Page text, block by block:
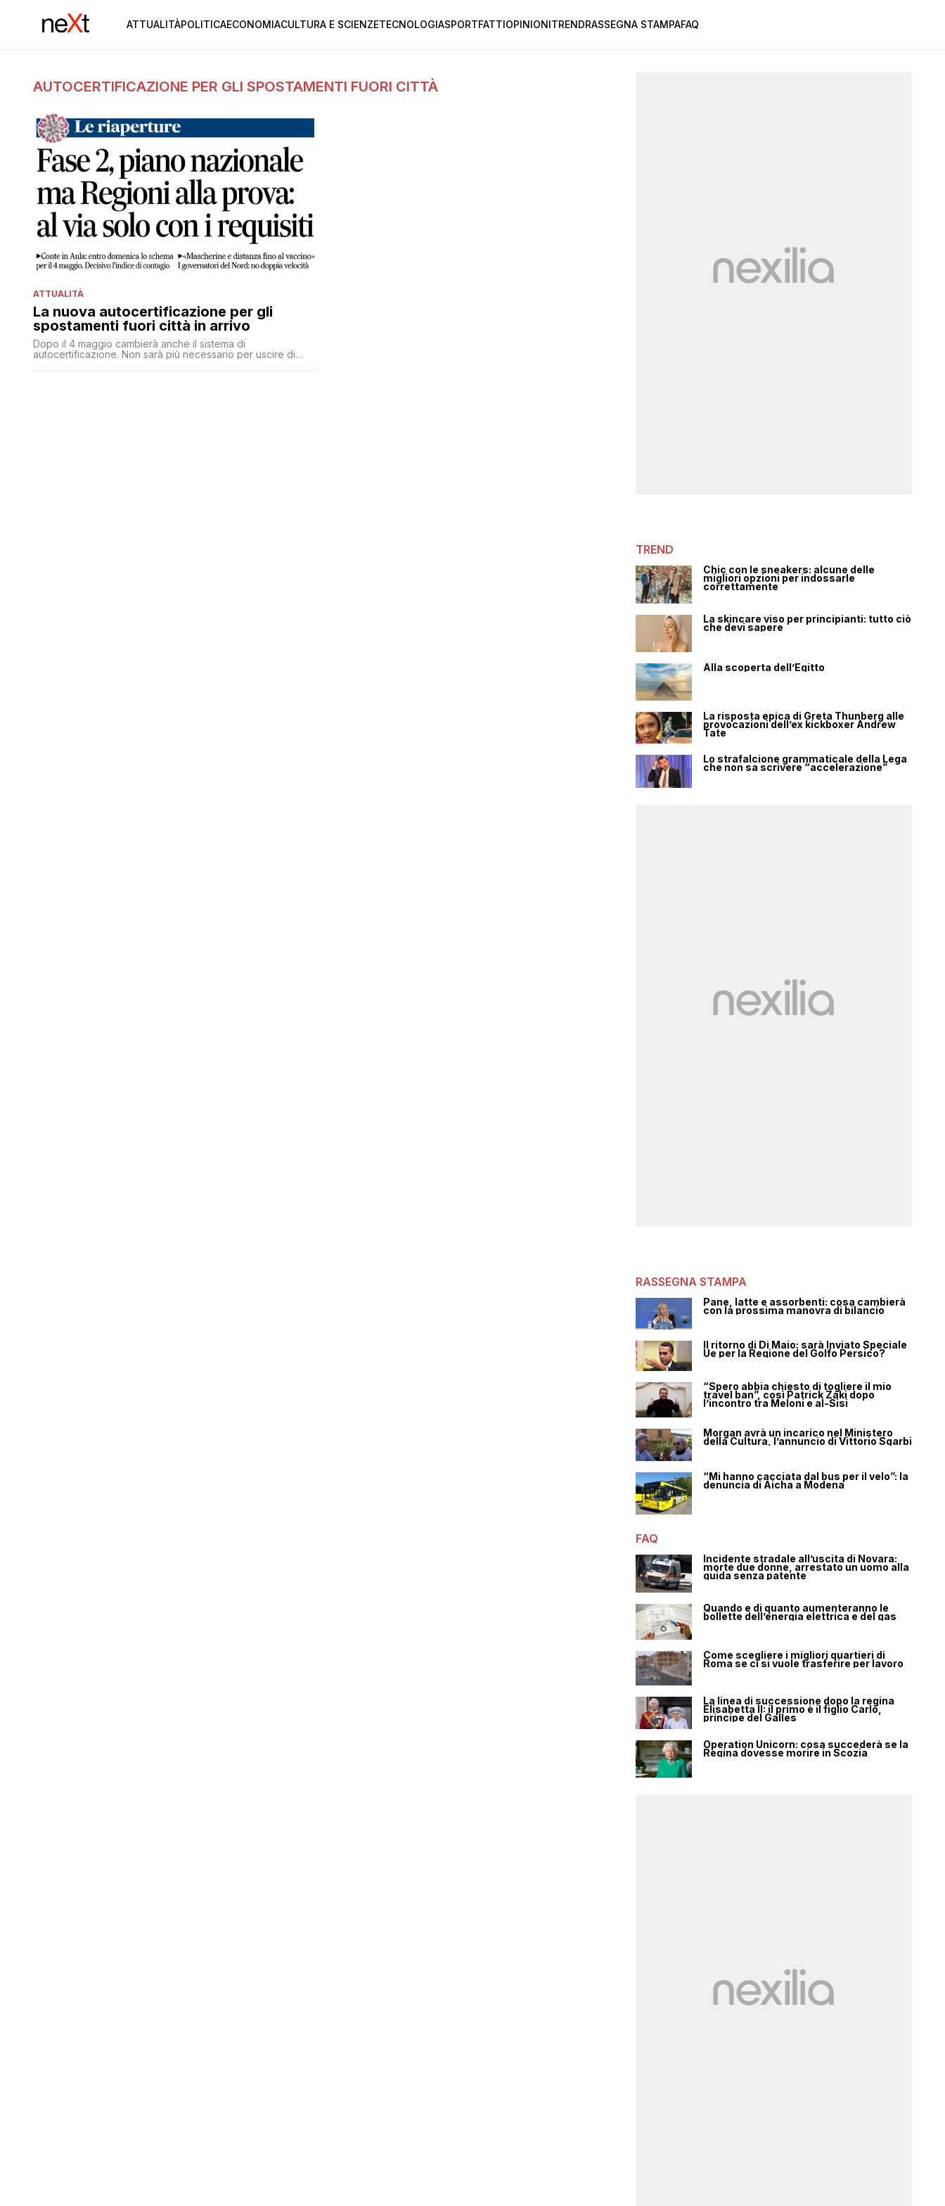
ATTUALITÀPOLITICAECONOMIACULTURA E SCIENZETECNOLOGIASPORTFATTIOPINIONITRENDRASSEGNA STAMPAFAQ
AUTOCERTIFICAZIONE PER GLI SPOSTAMENTI FUORI CITTÀ
ATTUALITÀ
La nuova autocertificazione per gli
spostamenti fuori città in arrivo
Dopo il 4 maggio cambierà anche il sistema di
autocertificazione. Non sarà più necessario per uscire di
TREND
Chic con le sneakers: alcune delle
migliori opzioni per indossarle
correttamente
La skincare viso per principianti: tutto ciò
che devi sapere
Alla scoperta dell’Egitto
La risposta epica di Greta Thunberg alle
provocazioni dell’ex kickboxer Andrew
Tate
Lo strafalcione grammaticale della Lega
che non sa scrivere “accelerazione”
RASSEGNA STAMPA
Pane, latte e assorbenti: cosa cambierà
con la prossima manovra di bilancio
Il ritorno di Di Maio: sarà Inviato Speciale
Ue per la Regione del Golfo Persico?
“Spero abbia chiesto di togliere il mio
travel ban”, così Patrick Zaki dopo
l’incontro tra Meloni e al-Sisi
Morgan avrà un incarico nel Ministero
della Cultura, l’annuncio di Vittorio Sgarbi
“Mi hanno cacciata dal bus per il velo”: la
denuncia di Aicha a Modena
FAQ
Incidente stradale all’uscita di Novara:
morte due donne, arrestato un uomo alla
guida senza patente
Quando e di quanto aumenteranno le
bollette dell’energia elettrica e del gas
Come scegliere i migliori quartieri di
Roma se ci si vuole trasferire per lavoro
La linea di successione dopo la regina
Elisabetta II: il primo è il figlio Carlo,
principe del Galles
Operation Unicorn: cosa succederà se la
Regina dovesse morire in Scozia